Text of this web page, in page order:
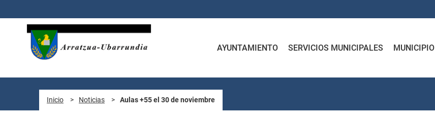
AYUNTAMIENTO SERVICIOS MUNICIPALES MUNICIPIO
Inicio > Noticias > Aulas +55 el 30 de noviembre